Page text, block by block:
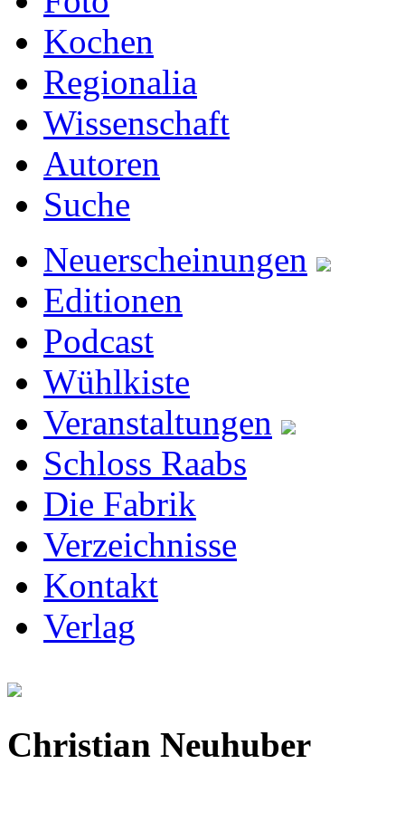
Kochen
Regionalia
Wissenschaft
Autoren
Suche
Neuerscheinungen
Editionen
Podcast
Wühlkiste
Veranstaltungen
Schloss Raabs
Die Fabrik
Verzeichnisse
Kontakt
Verlag
Christian Neuhuber